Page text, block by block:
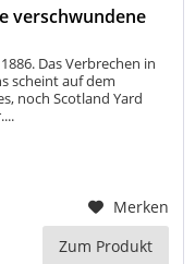
verschwundene
Das Verbrechen in
scheint auf dem
noch Scotland Yard
Merken
Zum Produkt